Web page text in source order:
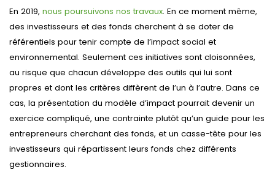
En 2019, nous poursuivons nos travaux. En ce moment même,
des investisseurs et des fonds cherchent à se doter de
référentiels pour tenir compte de l’impact social et
environnemental. Seulement ces initiatives sont cloisonnées,
au risque que chacun développe des outils qui lui sont
propres et dont les critères diffèrent de l’un à l’autre. Dans ce
cas, la présentation du modèle d’impact pourrait devenir un
exercice compliqué, une contrainte plutôt qu’un guide pour les
entrepreneurs cherchant des fonds, et un casse-tête pour les
investisseurs qui répartissent leurs fonds chez différents
gestionnaires.